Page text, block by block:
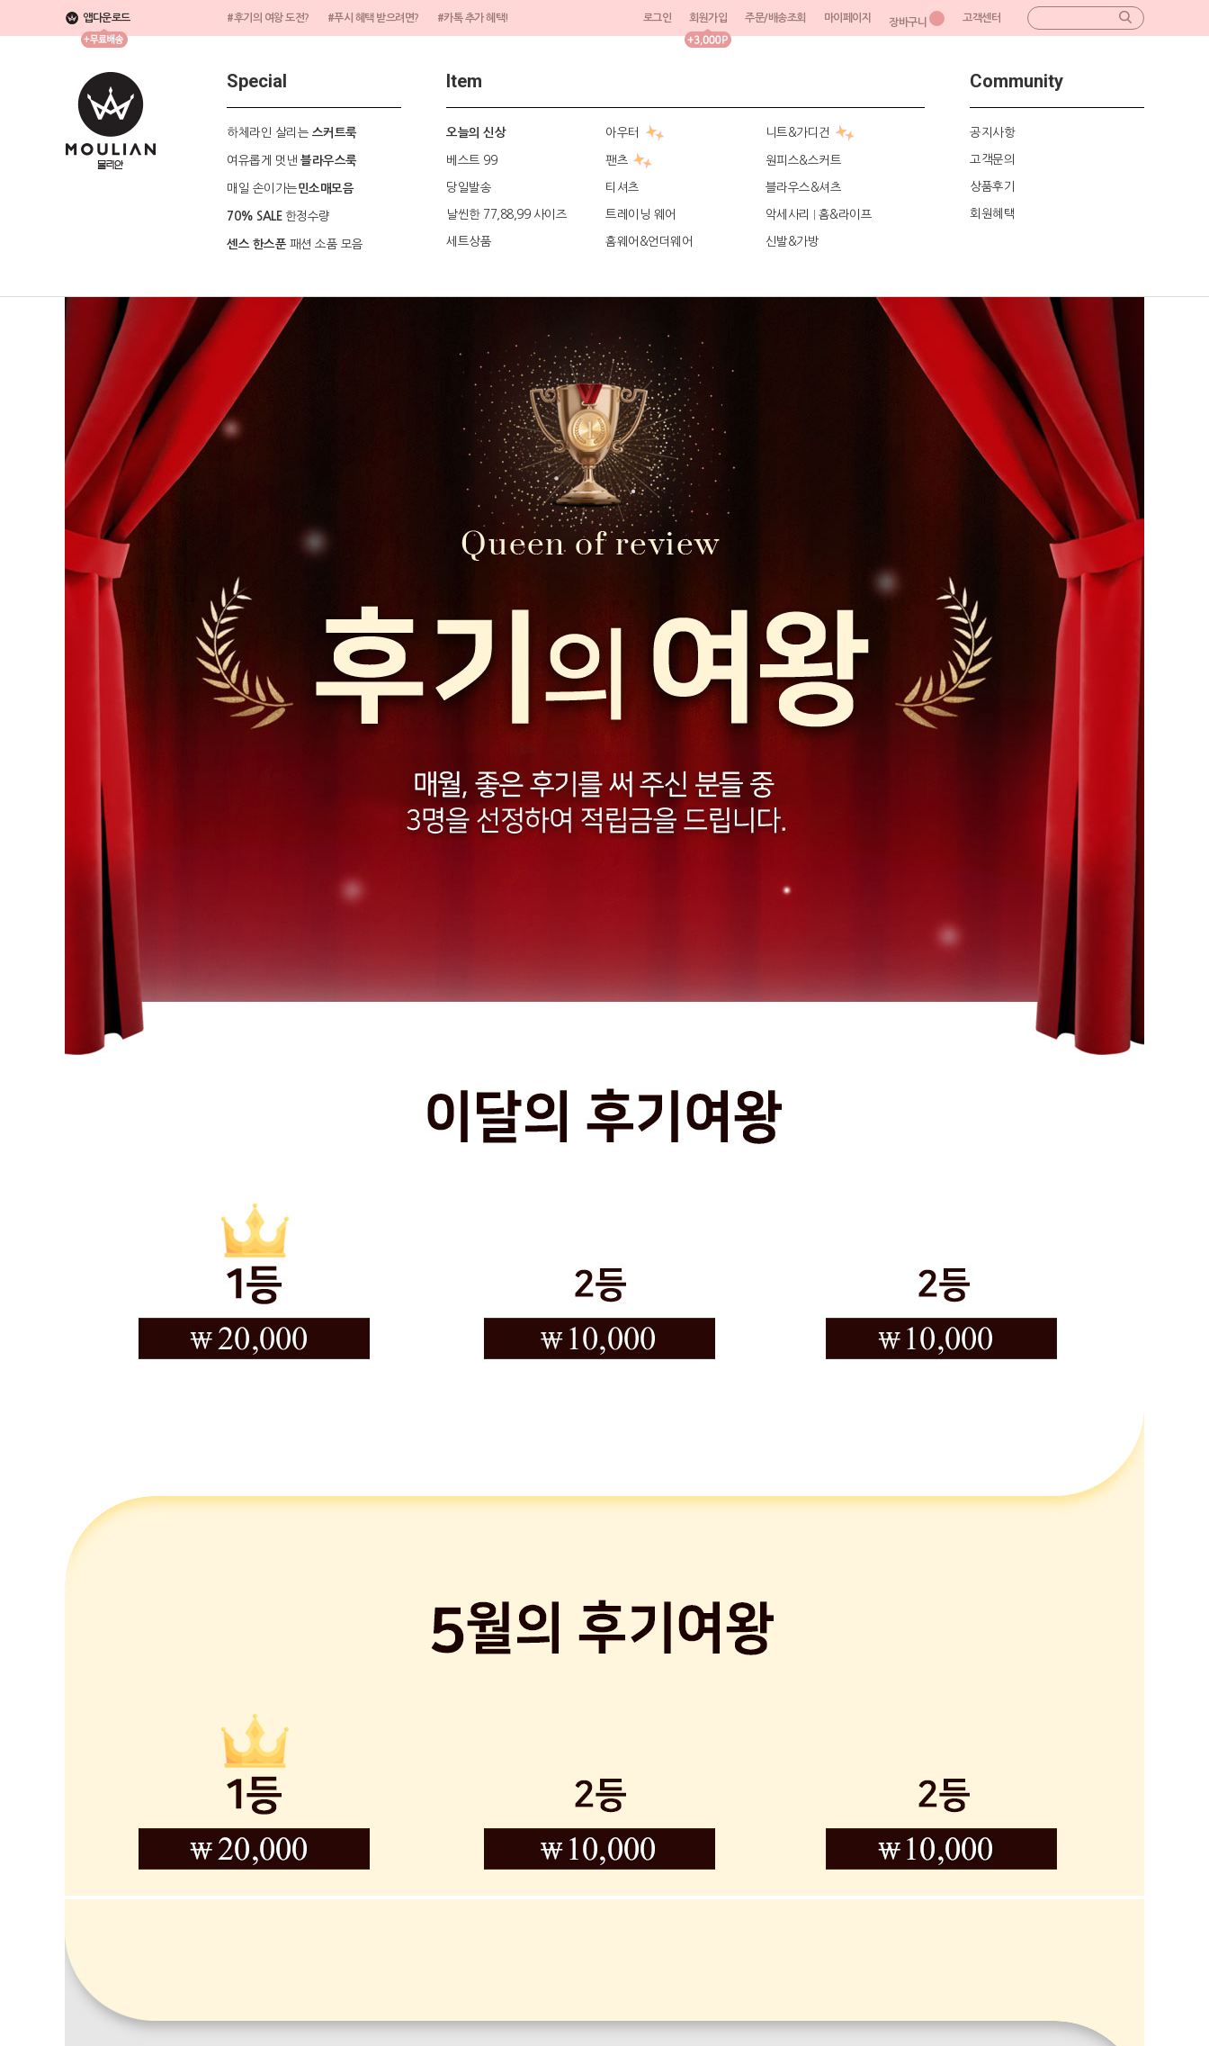
앱다운로드 #후기의 여왕 도전? #푸시 혜택 받으려면? #카톡 추가 혜택! 로그인 회원가입 주문/배송조회 마이페이지 장바구니 고객센터
Special
하체라인 살리는 스커트룩
여유롭게 멋낸 블라우스룩
매일 손이가는민소매모음
70% SALE 한정수량
센스 한스푼패션 소품 모음
Item
오늘의 신상 아우터 니트&가디건
베스트 99 팬츠 원피스&스커트
당일발송 티셔츠 블라우스&셔츠
날씬한 77,88,99 사이즈 트레이닝 웨어 악세사리 홈&라이프
세트상품 홈웨어&언더웨어 신발&가방
Community
공지사항
고객문의
상품후기
회원혜택